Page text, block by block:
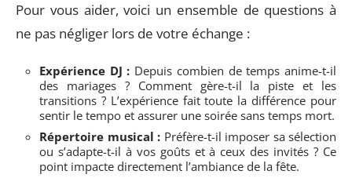
Pour vous aider, voici un ensemble de questions à
ne pas négliger lors de votre échange :
Expérience DJ : Depuis combien de temps anime-t-il
des mariages ? Comment gère-t-il la piste et les
transitions ? L’expérience fait toute la différence pour
sentir le tempo et assurer une soirée sans temps mort.
Répertoire musical : Préfère-t-il imposer sa sélection
ou s’adapte-t-il à vos goûts et à ceux des invités ? Ce
point impacte directement l’ambiance de la fête.